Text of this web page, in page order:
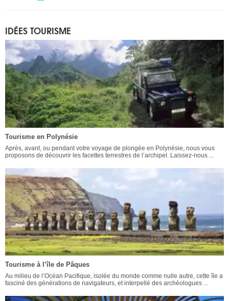
IDÉES TOURISME
Tourisme en Polynésie
Après, avant, ou pendant votre voyage de plongée en Polynésie, nous vous
proposons de découvrir les facettes terrestres de l’archipel. Laissez-nous ...
Tourisme à l’île de Pâques
Au milieu de l’Océan Pacifique, isolée du monde comme nulle autre, cette île a
fasciné des générations de navigateurs, et interpellé des archéologues ...